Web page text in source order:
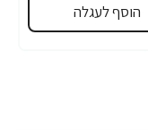
הוסף לעגלה